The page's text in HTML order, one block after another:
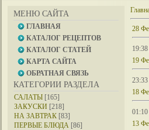
МЕНЮ САЙТА
ГЛАВНАЯ
КАТАЛОГ РЕЦЕПТОВ
КАТАЛОГ СТАТЕЙ
КАРТА САЙТА
ОБРАТНАЯ СВЯЗЬ
КАТЕГОРИИ РАЗДЕЛА
САЛАТЫ [165]
ЗАКУСКИ [218]
НА ЗАВТРАК [83]
ПЕРВЫЕ БЛЮДА [86]
28
19:38
19
23:33
18
01:10
13